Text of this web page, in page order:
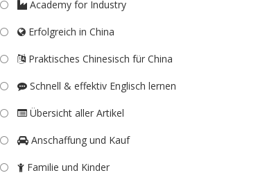
Academy for Industry
Erfolgreich in China
Praktisches Chinesisch für China
Schnell & effektiv Englisch lernen
Übersicht aller Artikel
Anschaffung und Kauf
Familie und Kinder